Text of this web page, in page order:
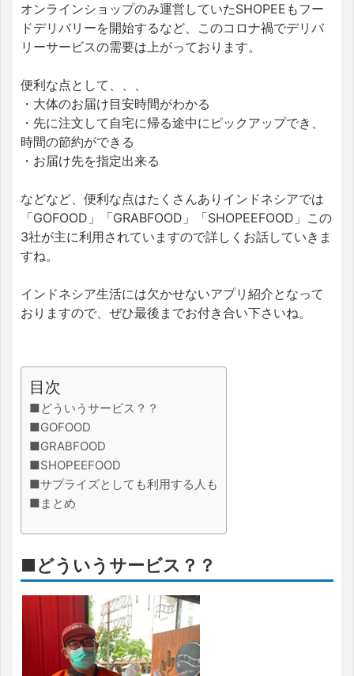
オンラインショップのみ運営していたSHOPEEもフー
ドデリバリーを開始するなど、このコロナ禍でデリバ
リーサービスの需要は上がっております。
便利な点として、、、
・大体のお届け目安時間がわかる
・先に注文して自宅に帰る途中にピックアップでき、
時間の節約ができる
・お届け先を指定出来る
などなど、便利な点はたくさんありインドネシアでは
「GOFOOD」「GRABFOOD」「SHOPEEFOOD」この
3社が主に利用されていますので詳しくお話していきま
すね。
インドネシア生活には欠かせないアプリ紹介となって
おりますので、ぜひ最後までお付き合い下さいね。
目次
■どういうサービス？？
■GOFOOD
■GRABFOOD
■SHOPEEFOOD
■サプライズとしても利用する人も
■まとめ
■どういうサービス？？